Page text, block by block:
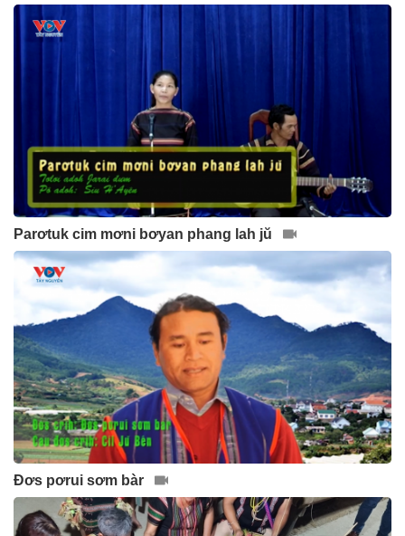
Parơtuk cim mơni bơyan phang lah jŭ
Đơs pơrui sơm bàr